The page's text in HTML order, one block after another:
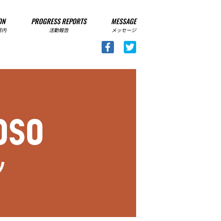
内
PROGRESS REPORTS
活動報告
MESSAGE
メッセージ